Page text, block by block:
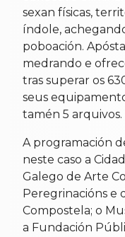
sexan físicas,
índole,
poboación.
medrando e
tras superar os
seus
tamén 5 arquivos.
A programación
neste caso a
Galego de Arte
Peregrinacións e
Compostela; o
a Fundación